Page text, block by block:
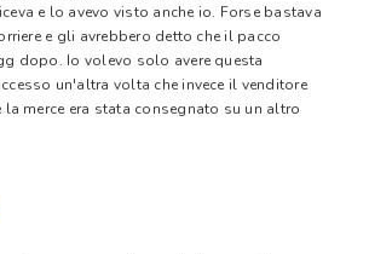
e lo avevo visto anche io. Forse bastava
e gli avrebbero detto che il pacco
dopo. Io volevo solo avere questa
un'altra volta che invece il venditore
la merce era stata consegnato su un altro